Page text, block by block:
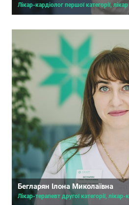
Бегларян Ілона Миколаївна
Лікар-терапевт другої категорії, лікар-